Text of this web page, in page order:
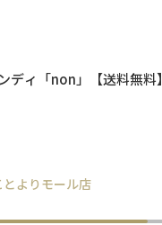
ディ「non」【送料無料】
よりモール店